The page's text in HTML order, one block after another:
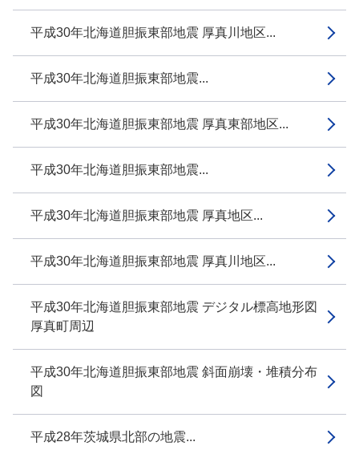
平成30年北海道胆振東部地震 厚真川地区...
平成30年北海道胆振東部地震...
平成30年北海道胆振東部地震 厚真東部地区...
平成30年北海道胆振東部地震...
平成30年北海道胆振東部地震 厚真地区...
平成30年北海道胆振東部地震 厚真川地区...
平成30年北海道胆振東部地震 デジタル標高地形図
厚真町周辺
平成30年北海道胆振東部地震 斜面崩壊・堆積分布
図
平成28年茨城県北部の地震...